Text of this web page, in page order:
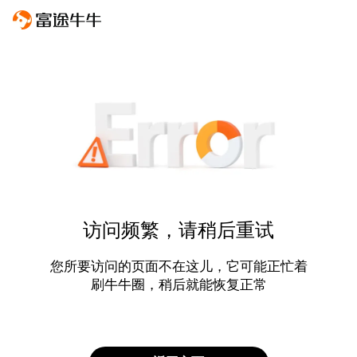
访问频繁，请稍后重试
您所要访问的页面不在这儿，它可能正忙着
刷牛牛圈，稍后就能恢复正常